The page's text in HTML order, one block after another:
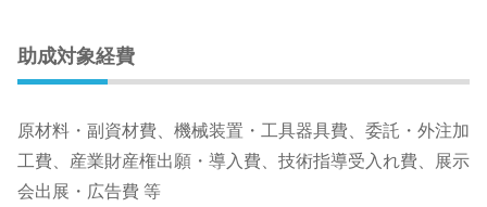
助成対象経費
原材料・副資材費、機械装置・工具器具費、委託・外注加
工費、産業財産権出願・導入費、技術指導受入れ費、展示
会出展・広告費 等